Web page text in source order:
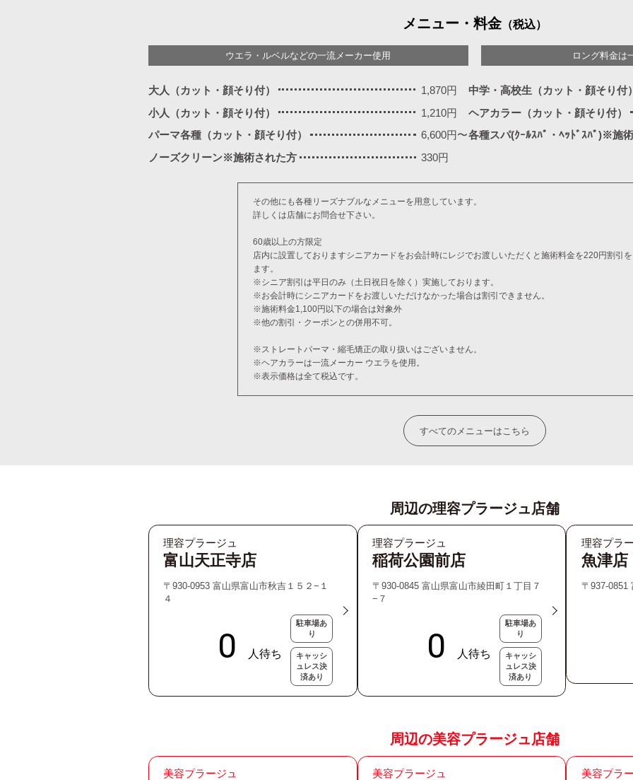
メニュー・料金（税込）
ウエラ・ルベルなどの一流メーカー使用 ロング料金は
大人（カット・顔そり付） 1,870円 中学・高校生（カット・顔そり付）
小人（カット・顔そり付）
1,210円 ヘアカラー（カット・顔そり付）
パーマ各種（カット・顔そり付）
6,600円〜各種スパ(ｸｰﾙｽﾊﾟ・ﾍｯﾄﾞｽﾊﾟ)※施
ノーズクリーン※施術された方
330円
その他にも各種リーズナブルなメニューを用意しています。
詳しくは店舗にお問合せ下さい。
60歳以上の方限定
店内に設置しておりますシニアカードをお会計時にレジでお渡しいただくと施術料金を220円割引
ます。
※シニア割引は平日のみ（土日祝日を除く）実施しております。
※お会計時にシニアカードをお渡しいただけなかった場合は割引できません。
※施術料金1,100円以下の場合は対象外
※他の割引・クーポンとの併用不可。
※ストレートパーマ・縮毛矯正の取り扱いはございません。
※ヘアカラーは一流メーカー ウエラを使用。
※表示価格は全て税込です。
すべてのメニューはこちら
周辺の理容プラージュ店舗
理容プラージュ
富山天正寺店
〒930-0953 富山県富山市秋吉１５２−１
４
駐車場あ
り
キャッシ
ュレス決
済あり
理容プラージュ
稲荷公園前店
〒930-0845 富山県富山市綾田町１丁目７
−７
駐車場あ
り
キャッシ
ュレス決
済あり
理容プラ
魚津店
〒937-0851
周辺の美容プラージュ店舗
美容プラージュ 美容プラージュ 美容プラ